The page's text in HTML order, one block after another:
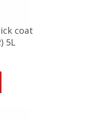
coat
5L
voorradig